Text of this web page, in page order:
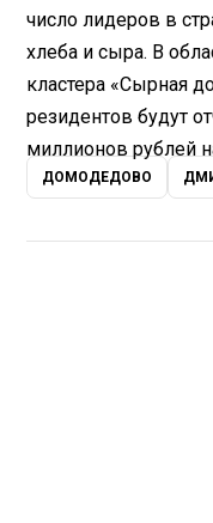
число лидеров в
хлеба и сыра. В
кластера «Сырная
резидентов будут
миллионов рублей
ДОМОДЕДОВО